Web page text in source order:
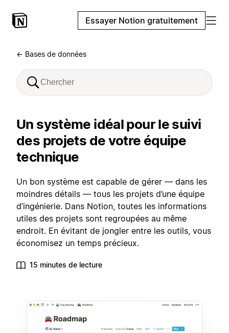
Essayer Notion gratuitement
← Bases de données
Un système idéal pour le suivi
des projets de votre équipe
technique
Un bon système est capable de gérer — dans les
moindres détails — tous les projets d’une équipe
d’ingénierie. Dans Notion, toutes les informations
utiles des projets sont regroupées au même
endroit. En évitant de jongler entre les outils, vous
économisez un temps précieux.
15 minutes de lecture